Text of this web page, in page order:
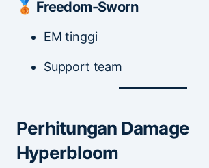
🥉 Freedom-Sworn
EM tinggi
Support team
Perhitungan Damage
Hyperbloom